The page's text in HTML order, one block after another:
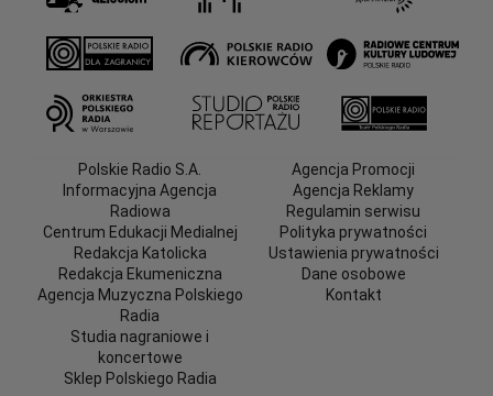
Polskie Radio S.A.
Informacyjna Agencja
Radiowa
Centrum Edukacji Medialnej
Redakcja Katolicka
Redakcja Ekumeniczna
Agencja Muzyczna Polskiego
Radia
Studia nagraniowe i
koncertowe
Sklep Polskiego Radia
Agencja Promocji
Agencja Reklamy
Regulamin serwisu
Polityka prywatności
Ustawienia prywatności
Dane osobowe
Kontakt